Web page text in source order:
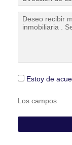
Estoy de
Los campos